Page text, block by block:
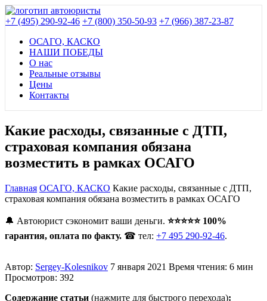
+7 (495) 290-92-46 +7 (800) 350-50-93 +7 (966) 387-23-87
ОСАГО, КАСКО
НАШИ ПОБЕДЫ
О нас
Реальные отзывы
Цены
Контакты
Какие расходы, связанные с ДТП,
страховая компания обязана
возместить в рамках ОСАГО
Главная ОСАГО, КАСКО Какие расходы, связанные с ДТП,
страховая компания обязана возместить в рамках ОСАГО
🔔 Автоюрист сэкономит ваши деньги. ⭐⭐⭐⭐⭐ 100%
гарантия, оплата по факту. ☎ тел: +7 495 290-92-46.
Автор: Sergey-Kolesnikov 7 января 2021 Время чтения: 6 мин
Просмотров: 392
Содержание статьи (нажмите для быстрого перехода):